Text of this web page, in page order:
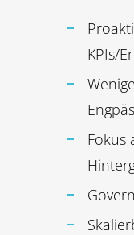
KPIs/
Fokus